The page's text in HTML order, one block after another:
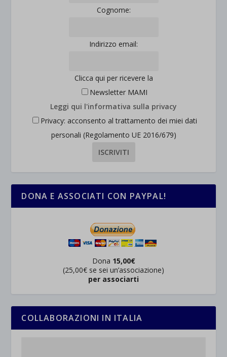
Cognome:
Indirizzo email:
Clicca qui per ricevere la
Newsletter MAMI
Leggi qui l'informativa sulla privacy
Privacy: acconsento al trattamento dei miei dati
personali (Regolamento UE 2016/679)
DONA E ASSOCIATI CON PAYPAL!
Dona 15,00€
(25,00€ se sei un’associazione)
per associarti
COLLABORAZIONI IN ITALIA